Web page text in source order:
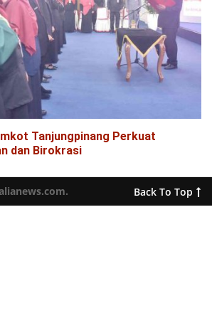
Tanjungpinang Perkuat
dan Birokrasi
Back To Top